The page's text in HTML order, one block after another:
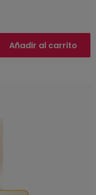
Añadir al carrito